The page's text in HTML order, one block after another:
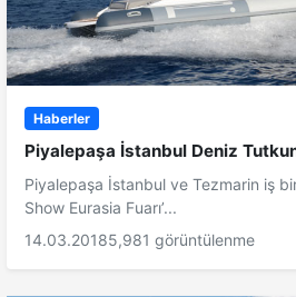
Haberler
Piyalepaşa İstanbul Deniz
Piyalepaşa İstanbul ve Tezmarin iş
Show Eurasia Fuarı’...
14.03.20185,981 görüntülenme